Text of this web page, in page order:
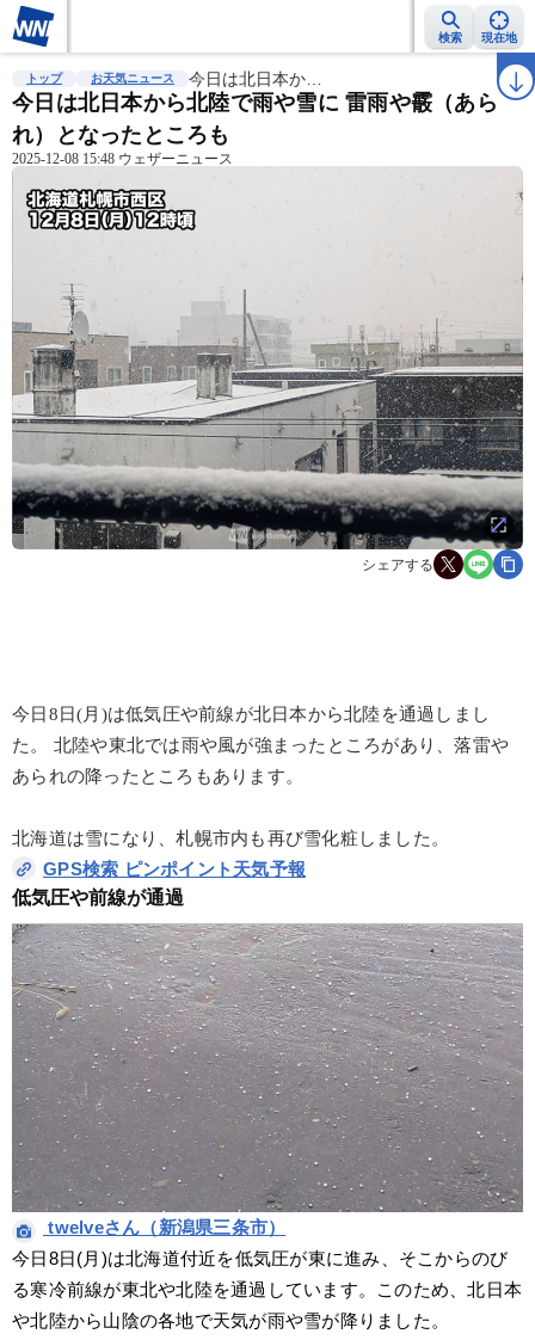
検索 現在地
雨雲レーダー 台風情報 地震情報 ラ
トップ お天気ニュース 今日は北日本か…
今日は北日本から北陸で雨や雪に 雷雨や霰（あら
れ）となったところも
2025-12-08 15:48 ウェザーニュース
シェアする
今日8日(月)は低気圧や前線が北日本から北陸を通過しまし
た。 北陸や東北では雨や風が強まったところがあり、落雷や
あられの降ったところもあります。
北海道は雪になり、札幌市内も再び雪化粧しました。
GPS検索 ピンポイント天気予報
低気圧や前線が通過
twelveさん（新潟県三条市）
今日8日(月)は北海道付近を低気圧が東に進み、そこからのび
る寒冷前線が東北や北陸を通過しています。このため、北日本
や北陸から山陰の各地で天気が雨や雪が降りました。